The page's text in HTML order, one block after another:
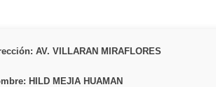
AV. VILLARAN MIRAFLORES
HILD MEJIA HUAMAN